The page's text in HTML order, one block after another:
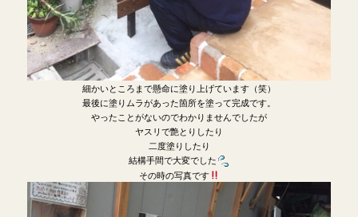
細かいところまで懸命に塗り上げています（笑）
最後に塗りムラがあった箇所を塗って完成です。
やったことがないのでわかりませんでしたが
ヤスリで艶とりしたり
二度塗りしたり
結構手間で大変でした
その時の写真です